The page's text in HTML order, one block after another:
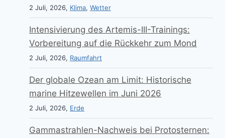
2 Juli, 2026, Klima, Wetter
Intensivierung des Artemis-III-Trainings:
Vorbereitung auf die Rückkehr zum Mond
2 Juli, 2026, Raumfahrt
Der globale Ozean am Limit: Historische
marine Hitzewellen im Juni 2026
2 Juli, 2026, Erde
Gammastrahlen-Nachweis bei Protosternen: